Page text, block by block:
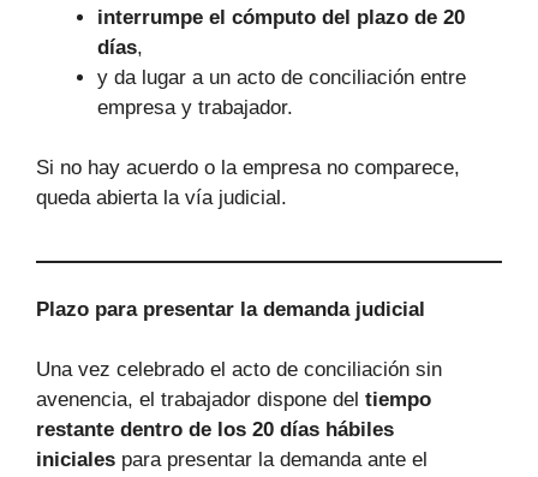
interrumpe el cómputo del plazo de 20
días,
y da lugar a un acto de conciliación entre
empresa y trabajador.
Si no hay acuerdo o la empresa no comparece,
queda abierta la vía judicial.
Plazo para presentar la demanda judicial
Una vez celebrado el acto de conciliación sin
avenencia, el trabajador dispone del tiempo
restante dentro de los 20 días hábiles
iniciales para presentar la demanda ante el